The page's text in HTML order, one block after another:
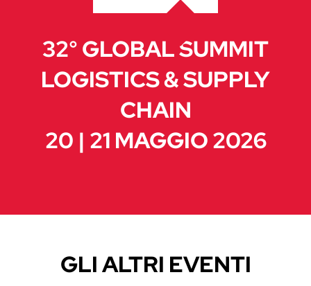
32° GLOBAL SUMMIT
LOGISTICS & SUPPLY
CHAIN
20 | 21 MAGGIO 2026
GLI ALTRI EVENTI